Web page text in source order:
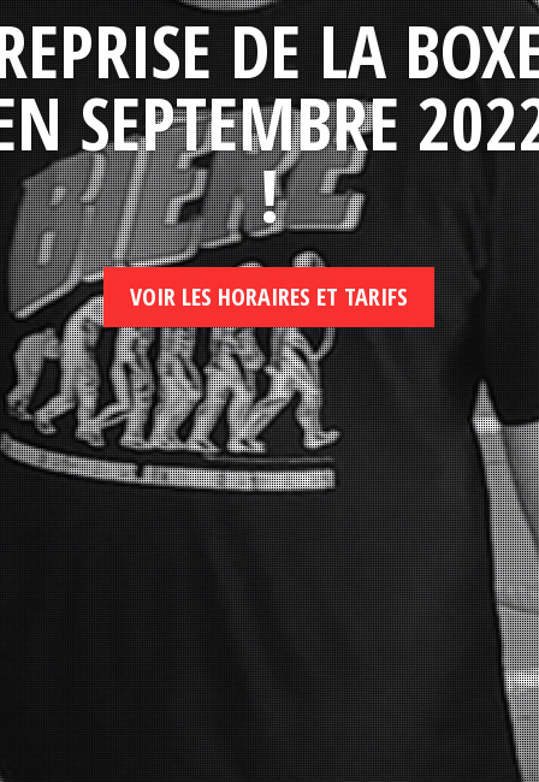
DE LA
SEPTEMBRE
!
VOIR LES HORAIRES ET TARIFS